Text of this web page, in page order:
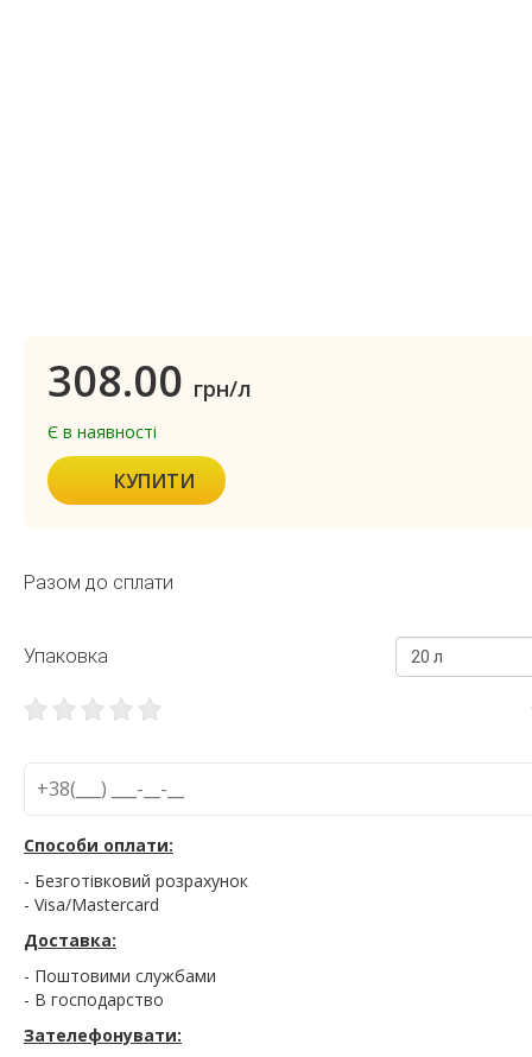
308.00 грн/л
Є в наявності
КУПИТИ
Разом до сплати
Упаковка 20 л
Способи оплати:
- Безготівковий розрахунок
- Visa/Mastercard
Доставка:
- Поштовими службами
- В господарство
Зателефонувати: